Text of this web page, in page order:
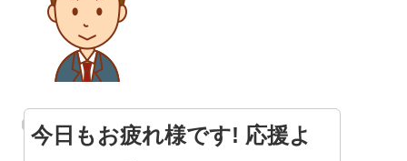
今日もお疲れ様です! 応援よ